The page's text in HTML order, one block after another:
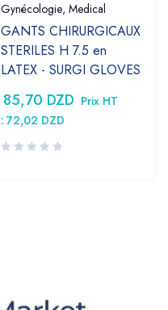
Gynécologie, Medical
GANTS CHIRURGICAUX
STERILES H 7.5 en
LATEX - SURGI GLOVES
85,70 DZD Prix HT
: 72,02 DZD